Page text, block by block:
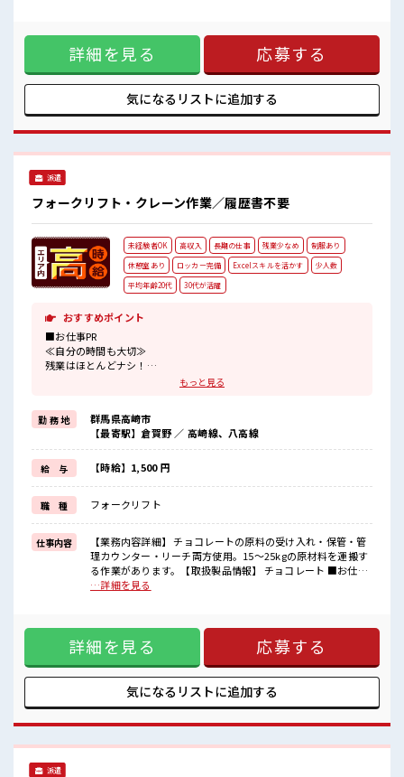
20代が多数活躍中！
社会人経験が浅くてもOK！
ここから経験積んでいきましょ！
ナシ！ 場合によってはお願いすることもあります♪ ≪完全週
休二日制≫ 週末は家族や友人と一緒にプライベート満喫！ ≪
機能的な制服アリ≫ 制服があるので、 毎日の服装の悩み解消
♪ ≪未経験の方も大カンゲイ≫ 新しいことにチャレンジする
のは不安だけど、 しっかり働く環境が整っています！ イチか
らスキルUP・ステップUP目指していきましょう！ ≪様々な
仕事です！ ■職場の雰囲気 少人数の職場でこじんまり。 職場
の仲間との交流もできちゃうかも？ 20代が多数活躍中！ 社会
詳細を見る 応募する
気になるリストに追加する
派遣
フォークリフト・クレーン作業／履歴書不要
未経験者OK 高収入 長期の仕事 残業少なめ
制服あり
休憩室あり
ロッカー完備 Excelスキルを活かす
少人数
平均年齢20代
30代が活躍
おすすめポイント
■お仕事PR
≪自分の時間も大切≫
残業はほとんどナシ！
場合によってはお願いすることもあります♪
制服があるので、
毎日の服装の悩み解消♪
≪未経験の方も大カンゲイ≫
新しいことにチャレンジするのは不安だけど、
しっかり働く環境が整っています！
イチからスキルUP・ステップUP目指していきましょう！
≪収入アップを目指せる≫
高時給だらけの派遣のお仕事です！
■職場の雰囲気
少人数ですぐに馴染むことができそう♪
アットホームな環境☆
≪20代の方が多数活躍中の職場≫
もっと見る
勤 務 地
群馬県高崎市
【最寄駅】倉賀野 ／ 高崎線、八高線
給 与 【時給】1,500 円
職 種 フォークリフト
仕事内容
【業務内容詳細】 チョコレートの原料の受け入れ・保管・管
理カウンター・リーチ両方使用。15～25kgの原材料を運搬す
る作業があります。【取扱製品情報】 チョコレート ■お仕事
PR ≪自分の時間も大切≫ 残業はほとんどナシ！ 場合によって
ゲイ≫ 新しいことにチャレンジするのは不安だけど、 しっか
り働く環境が整っています！ イチからスキルUP・ステップ
UP目指していきましょう！ ≪収入アップを目指せる≫ 高時給
だらけの派遣のお仕事です！ ■職場の雰囲気 少人数ですぐに
馴染むことができそう♪ アットホームな環境☆ ≪20代の方が
多数活躍中の職場≫ 休憩時間にゆっくりできるスペース完
…詳細を見る
詳細を見る 応募する
気になるリストに追加する
派遣